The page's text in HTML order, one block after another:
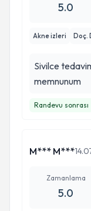
5.0
Akne izleri Doç.
Sivilce
memnunum
Randevu sonrası
M*** M***
Zamanlama
5.0